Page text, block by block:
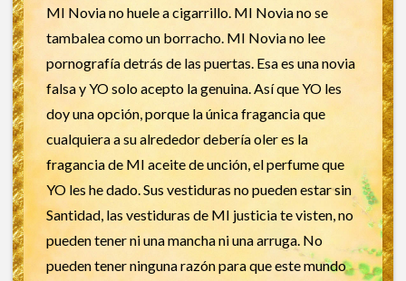
MI Novia no huele a cigarrillo. MI Novia no se
tambalea como un borracho. MI Novia no lee
pornografía detrás de las puertas. Esa es una novia
falsa y YO solo acepto la genuina. Así que YO les
doy una opción, porque la única fragancia que
cualquiera a su alrededor debería oler es la
fragancia de MI aceite de unción, el perfume que
YO les he dado. Sus vestiduras no pueden estar sin
Santidad, las vestiduras de MI justicia te visten, no
pueden tener ni una mancha ni una arruga. No
pueden tener ninguna razón para que este mundo